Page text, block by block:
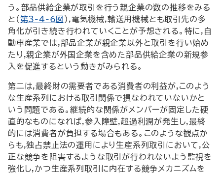
う。部品供給企業が取引を行う親企業の数の推移をみる
と( 第3-4-6図 ),電気機械,輸送用機械とも取引先の多
角化が引き続き行われていくことが予想される。特に,自
動車産業では,部品企業が親企業以外と取引を行い始め
たり,親企業が外国企業を含めた部品供給企業の新規参
入を促進するという動きがみられる。
第二は,最終財の需要者である消費者の利益が,このよう
な生産系列における取引関係で損なわれていないかと
いう問題である。継続的な関係がメンバーが固定した硬
直的なものになれば,参入障壁,超過利潤が発生し,最終
的には消費者が負担する場合もある。このような観点か
らも,独占禁止法の運用により生産系列取引において,公
正な競争を阻害するような取引が行われないよう監視を
強化し,かつ生産系列取引に内在する競争メカニズムを